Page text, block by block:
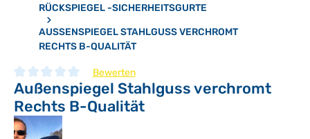
RÜCKSPIEGEL -SICHERHEITSGURTE
AUSSENSPIEGEL STAHLGUSS VERCHROMT R
ECHTS B-QUALITÄT
Durchschnittliche Bewertung von 0 von 5 Sternen
Bewerten
Außenspiegel Stahlguss verchromt
Rechts B-Qualität